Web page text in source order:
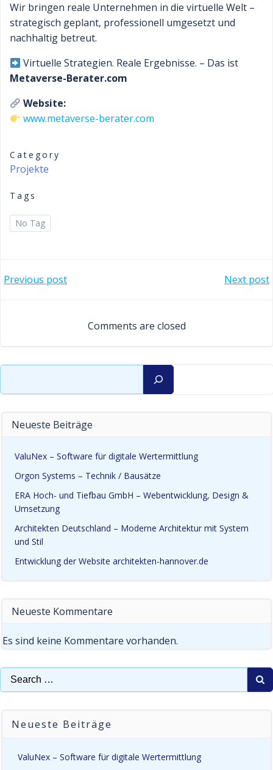
Wir bringen reale Unternehmen in die virtuelle Welt –
strategisch geplant, professionell umgesetzt und
nachhaltig betreut.
Virtuelle Strategien. Reale Ergebnisse. – Das ist
Metaverse-Berater.com
Website:
www.metaverse-berater.com
Category
Projekte
Tags
No Tag
Post
navigation
Previous post
navigation
Next post
Comments are closed
Suchen
Neueste Beiträge
ValuNex – Software für digitale Wertermittlung
Orgon Systems – Technik / Bausätze
ERA Hoch- und Tiefbau GmbH – Webentwicklung, Design &
Umsetzung
Architekten Deutschland – Moderne Architektur mit System
und Stil
Entwicklung der Website architekten-hannover.de
Neueste Kommentare
Es sind keine Kommentare vorhanden.
Search
for:
Neueste Beiträge
ValuNex – Software für digitale Wertermittlung